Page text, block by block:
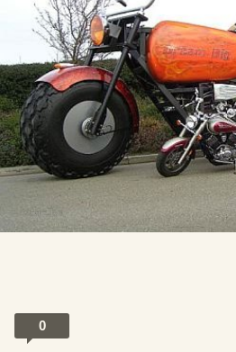
0